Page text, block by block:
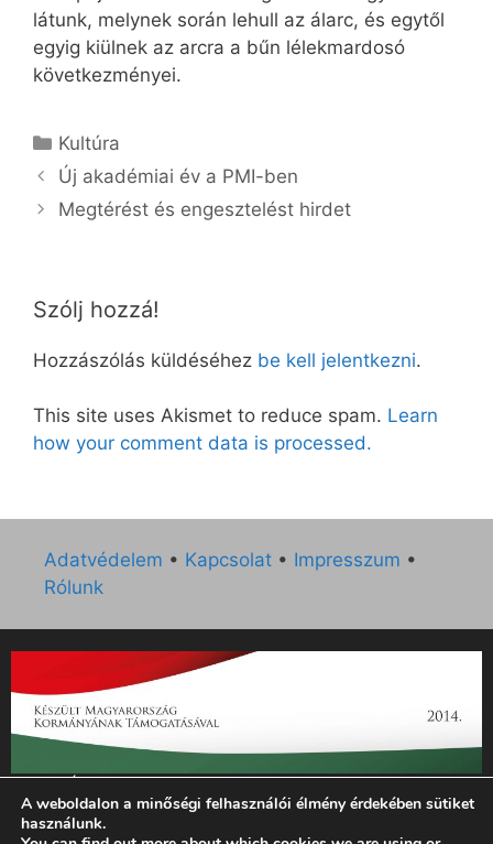
látunk, melynek során lehull az álarc, és egytől
egyig kiülnek az arcra a bűn lélekmardosó
következményei.
Kategória
Kultúra
Új akadémiai év a PMI-ben
Megtérést és engesztelést hirdet
Szólj hozzá!
Hozzászólás küldéséhez be kell jelentkezni.
This site uses Akismet to reduce spam. Learn
how your comment data is processed.
Adatvédelem • Kapcsolat • Impresszum •
Rólunk
„Az Új Ember katolikus hetilap 2014. évi működésének
támogatását az EGYH-KCP-14-P-0121 sz. támogatási
szerződés keretében 3 000 000 Ft összegben támogatta az
A weboldalon a minőségi felhasználói élmény érdekében sütiket
használunk.